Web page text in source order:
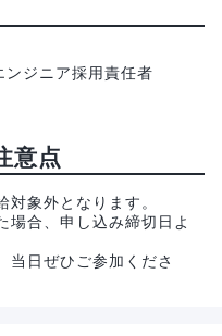
ジニア採用責任者
意点
対象外となります。
場合、申し込み締切日よ
当日ぜひご参加くださ